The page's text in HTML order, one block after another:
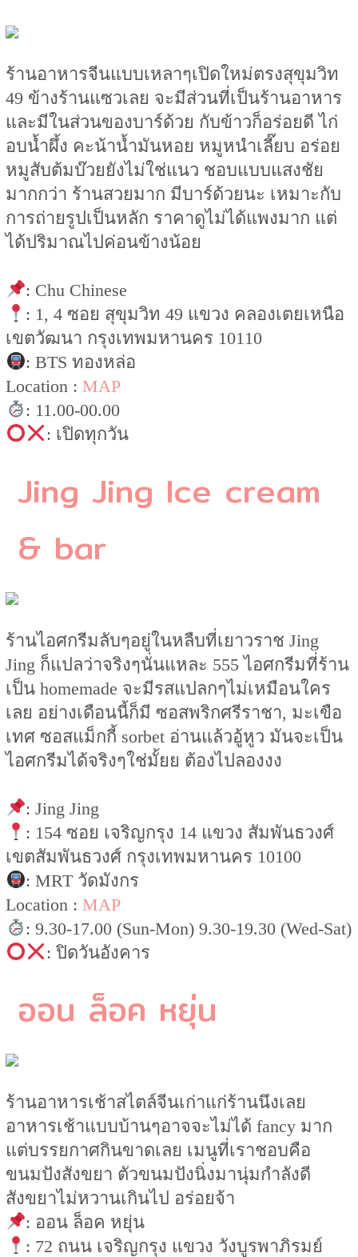
ร้านอาหารจีนแบบเหลาๆเปิดใหม่ตรงสุขุมวิท
49 ข้างร้านแซวเลย จะมีส่วนที่เป็นร้านอาหาร
และมีในส่วนของบาร์ด้วย กับข้าวก็อร่อยดี ไก่
อบน้ำผึ้ง คะน้าน้ำมันหอย หมูหนำเลี๊ยบ อร่อย
หมูสับต้มบ๊วยยังไม่ใช่แนว ชอบแบบแสงชัย
มากกว่า ร้านสวยมาก มีบาร์ด้วยนะ เหมาะกับ
การถ่ายรูปเป็นหลัก ราคาดูไม่ได้แพงมาก แต่
ได้ปริมาณไปค่อนข้างน้อย
: Chu Chinese
: 1, 4 ซอย สุขุมวิท 49 แขวง คลองเตยเหนือ
เขตวัฒนา กรุงเทพมหานคร 10110
: BTS ทองหล่อ
Location :MAP
: 11.00-00.00
: เปิดทุกวัน
Jing Jing Ice cream
& bar
ร้านไอศกรีมลับๆอยู่ในหลืบที่เยาวราช Jing
Jing ก็แปลว่าจริงๆนั่นแหละ 555 ไอศกรีมที่ร้าน
เป็น homemade จะมีรสแปลกๆไม่เหมือนใคร
เลย อย่างเดือนนี้ก็มี ซอสพริกศรีราชา, มะเขือ
เทศ ซอสแม็กกี้ sorbet อ่านแล้วอู้หูว มันจะเป็น
ไอศกรีมได้จริงๆใช่มั้ยย ต้องไปลองงง
: Jing Jing
: 154 ซอย เจริญกรุง 14 แขวง สัมพันธวงศ์
เขตสัมพันธวงศ์ กรุงเทพมหานคร 10100
: MRT วัดมังกร
Location :MAP
: 9.30-17.00 (Sun-Mon) 9.30-19.30 (Wed-Sat)
: ปิดวันอังคาร
ออน ล็อค หยุ่น
ร้านอาหารเช้าสไตล์จีนเก่าแก่ร้านนึงเลย
อาหารเช้าแบบบ้านๆอาจจะไม่ได้ fancy มาก
แต่บรรยกาศกินขาดเลย เมนูที่เราชอบคือ
ขนมปังสังขยา ตัวขนมปังนิ่งมานุ่มกำลังดี
สังขยาไม่หวานเกินไป อร่อยจ้า
: ออน ล็อค หยุ่น
: 72 ถนน เจริญกรุง แขวง วังบูรพาภิรมย์